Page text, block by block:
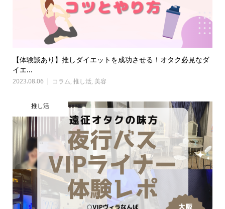
【体験談あり】推しダイエットを成功させる！オタク必見なダ
イエ...
2023.08.06 コラム, 推し活, 美容
推し活